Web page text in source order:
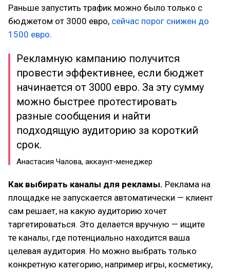
Раньше запустить трафик можно было только с
бюджетом от 3000 евро, сейчас порог снижен до
1500 евро.
Рекламную кампанию получится
провести эффективнее, если бюджет
начинается от 3000 евро. За эту сумму
можно быстрее протестировать
разные сообщения и найти
подходящую аудиторию за короткий
срок.
Анастасия Чалова, аккаунт-менеджер
Как выбирать каналы для рекламы. Реклама на
площадке не запускается автоматически — клиент
сам решает, на какую аудиторию хочет
таргетироваться. Это делается вручную — ищите
те каналы, где потенциально находится ваша
целевая аудитория. Но можно выбрать только
конкретную категорию, например игры, косметику,